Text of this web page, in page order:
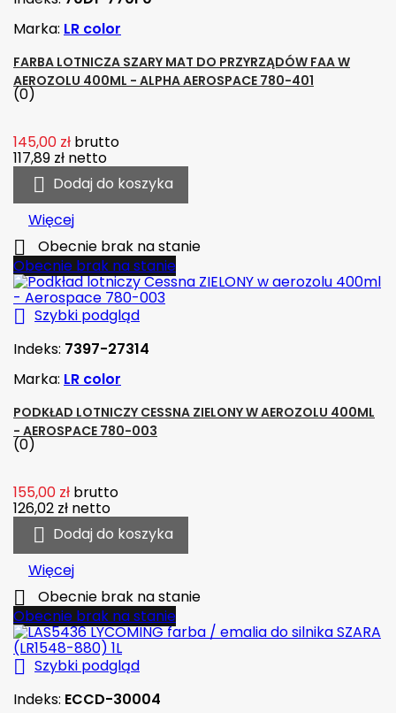
Marka: LR color
FARBA LOTNICZA SZARY MAT DO PRZYRZĄDÓW FAA W
AEROZOLU 400ML - ALPHA AEROSPACE 780-401
(0)
145,00 zł brutto
117,89 zł netto
 Dodaj do koszyka
Więcej

Obecnie brak na stanie
Obecnie brak na stanie
 Szybki podgląd
Indeks: 7397-27314
Marka: LR color
PODKŁAD LOTNICZY CESSNA ZIELONY W AEROZOLU 400ML
- AEROSPACE 780-003
(0)
155,00 zł brutto
126,02 zł netto
 Dodaj do koszyka
Więcej

Obecnie brak na stanie
Obecnie brak na stanie
 Szybki podgląd
Indeks: ECCD-30004